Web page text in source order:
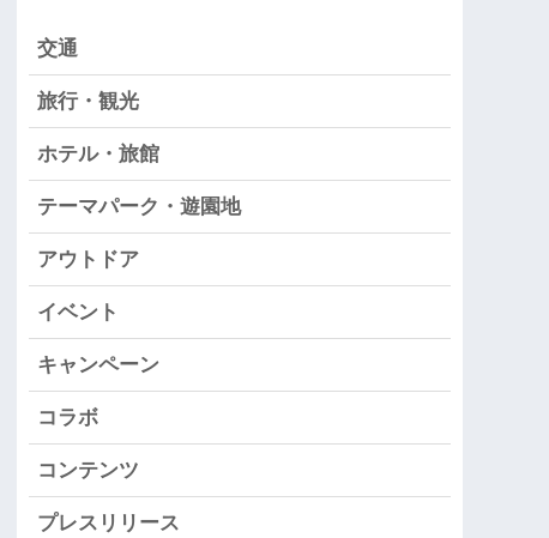
交通
旅行・観光
ホテル・旅館
テーマパーク・遊園地
アウトドア
イベント
キャンペーン
コラボ
コンテンツ
プレスリリース